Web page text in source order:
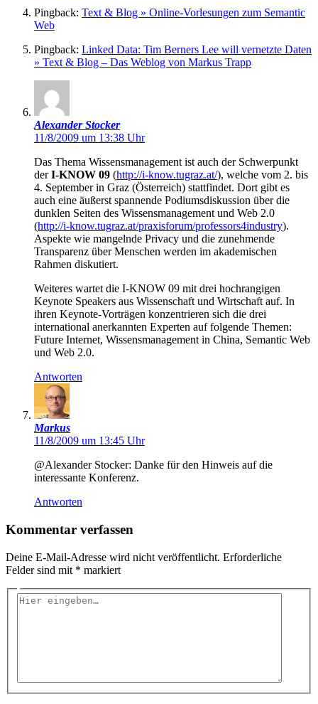
Pingback: Text & Blog » Online-Vorlesungen zum Semantic
Web
Pingback: Linked Data: Tim Berners Lee will vernetzte Daten
» Text & Blog – Das Weblog von Markus Trapp
Alexander Stocker
11/8/2009 um 13:38 Uhr
Das Thema Wissensmanagement ist auch der Schwerpunkt
derI-KNOW 09 (http://i-know.tugraz.at/), welche vom 2. bis
4. September in Graz (Österreich) stattfindet. Dort gibt es
auch eine äußerst spannende Podiumsdiskussion über die
dunklen Seiten des Wissensmanagement und Web 2.0
(http://i-know.tugraz.at/praxisforum/professors4industry).
Aspekte wie mangelnde Privacy und die zunehmende
Transparenz über Menschen werden im akademischen
Rahmen diskutiert.
Weiteres wartet die I-KNOW 09 mit drei hochrangigen
Keynote Speakers aus Wissenschaft und Wirtschaft auf. In
ihren Keynote-Vorträgen konzentrieren sich die drei
international anerkannten Experten auf folgende Themen:
Future Internet, Wissensmanagement in China, Semantic Web
und Web 2.0.
Antworten
Markus
11/8/2009 um 13:45 Uhr
@Alexander Stocker: Danke für den Hinweis auf die
interessante Konferenz.
Antworten
Kommentar verfassen
Deine E-Mail-Adresse wird nicht veröffentlicht. Erforderliche
Felder sind mit * markiert
Hier